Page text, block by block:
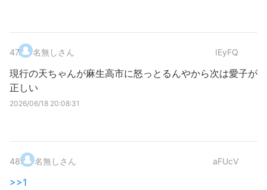
47. 名無しさん IEyFQ
現行の天ちゃんが麻生高市に怒っとるんやから次は愛子が
正しい
2026/06/18 20:08:31
48. 名無しさん aFUcV
>>1